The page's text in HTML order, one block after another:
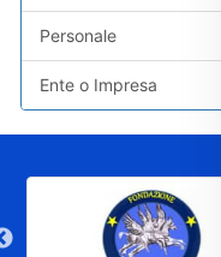
Personale
Ente o Impresa